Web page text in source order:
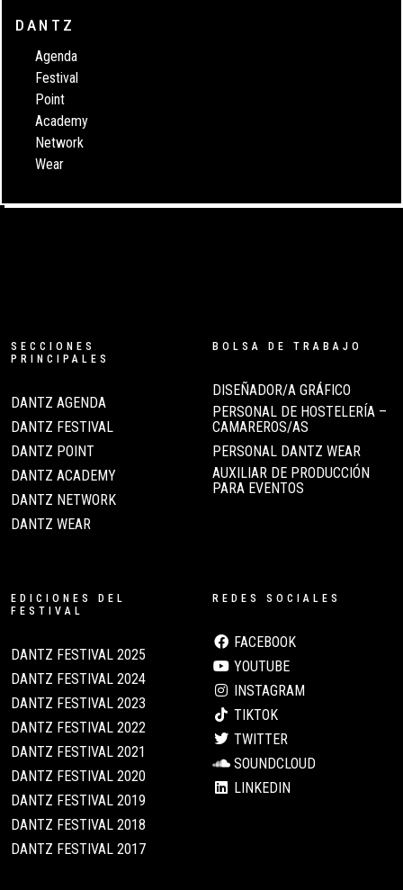
DANTZ
Agenda
Festival
Point
Academy
Network
Wear
SECCIONES
PRINCIPALES
DANTZ AGENDA
DANTZ FESTIVAL
DANTZ POINT
DANTZ ACADEMY
DANTZ NETWORK
DANTZ WEAR
BOLSA DE TRABAJO
DISEÑADOR/A GRÁFICO
PERSONAL DE HOSTELERÍA –
CAMAREROS/AS
PERSONAL DANTZ WEAR
AUXILIAR DE PRODUCCIÓN
PARA EVENTOS
EDICIONES DEL
FESTIVAL
DANTZ FESTIVAL 2025
DANTZ FESTIVAL 2024
DANTZ FESTIVAL 2023
DANTZ FESTIVAL 2022
DANTZ FESTIVAL 2021
DANTZ FESTIVAL 2020
DANTZ FESTIVAL 2019
DANTZ FESTIVAL 2018
DANTZ FESTIVAL 2017
REDES SOCIALES
FACEBOOK
YOUTUBE
INSTAGRAM
TIKTOK
TWITTER
SOUNDCLOUD
LINKEDIN